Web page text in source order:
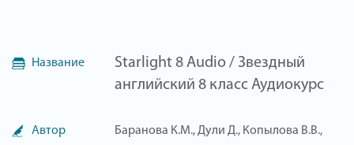
Название
Starlight 8 Audio / Звездный
английский 8 класс Аудиокурс
Автор
Баранова К.М., Дули Д., Копылова В.В.,